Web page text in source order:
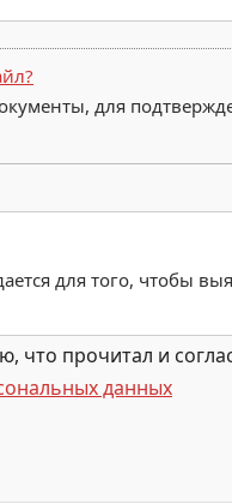
для
для того, чтобы
что прочитал и
данных